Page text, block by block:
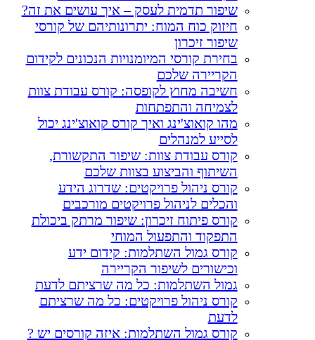
שיפור תדמית לעסק – איך עושים את זה?
חיזוק כוח המוח: יתרונותיהם של קורסי
שיפור זיכרון
בחירת קורסי המיומנויות הנכונים לקידום
הקריירה שלכם
חשיבה מחוץ לקופסה: קורס עבודת צוות
לצמיחה והתפתחות
מהו קואוצ'ינג ואיך קורס קואוצ'ינג יכול
לסייע למנהלים
קורס עבודת צוות: שיפור התקשורת,
השיתוף והביצוע בצוות שלכם
קורס ניהול פרויקטים: שדרוג הידע
והכלים לניהול פרויקטים מורכבים
קורס פיתוח זיכרון: שיפור מרתק ביכולת
התפקוד והתפעול המוחי
קורס גמול השתלמות: קידום ידע
וכישורים לשיפור הקריירה
גמול השתלמות: כל מה שרציתם לדעת
קורס ניהול פרויקטים: כל מה שרציתם
לדעת
קורס גמול השתלמות: איזה קורסים יש ?